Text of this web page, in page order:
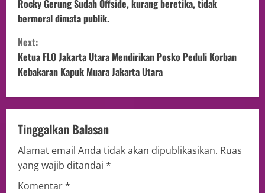
Rocky Gerung Sudah Offside, kurang beretika, tidak
bermoral dimata publik.
Next:
Ketua FLO Jakarta Utara Mendirikan Posko Peduli Korban
Kebakaran Kapuk Muara Jakarta Utara
Tinggalkan Balasan
Alamat email Anda tidak akan dipublikasikan. Ruas
yang wajib ditandai *
Komentar*